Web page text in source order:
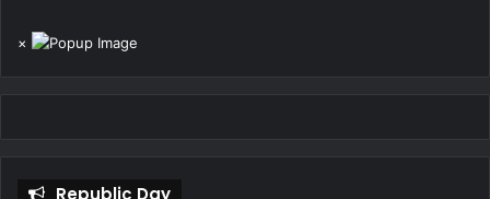
×
Republic Day